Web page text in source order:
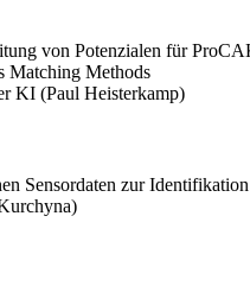
von Potenzialen für
Matching Methods
KI (Paul Heisterkamp)
Sensordaten zur